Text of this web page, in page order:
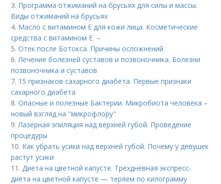
3. Программа отжиманий на брусьях для силы и массы.
Виды отжиманий на брусьях
4. Масло с витамином Е для кожи лица. Косметические
средства с витамином Е –
5.Отек после Ботокса. Причины осложнений
6.Лечение болезней суставов и позвоночника. Болезни
позвоночника и суставов
7. 15 признаков сахарного диабета. Первые признаки
сахарного диабета
8.Опасные и полезные Бактерии. Микробиота человека –
новый взгляд на "микрофлору"
9.Лазерная эпиляция над верхней губой. Проведение
процедуры
10. Как убрать усики над верхней губой. Почему у девушек
растут усики
11.Диета на цветной капусте. Трехдневная экспресс-
диета на цветной капусте — теряем по килограмму